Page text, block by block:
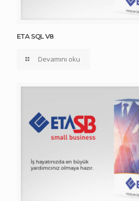
ETA SQL V8
Devamını oku